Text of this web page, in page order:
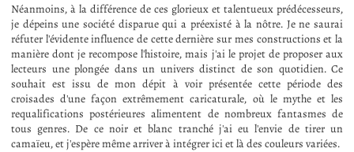
Néanmoins, à la différence de ces glorieux et talentueux prédécesseurs,
je dépeins une société disparue qui a préexisté à la nôtre. Je ne saurai
réfuter l'évidente influence de cette dernière sur mes constructions et la
manière dont je recompose l'histoire, mais j'ai le projet de proposer aux
lecteurs une plongée dans un univers distinct de son quotidien. Ce
souhait est issu de mon dépit à voir présentée cette période des
croisades d'une façon extrêmement caricaturale, où le mythe et les
requalifications postérieures alimentent de nombreux fantasmes de
tous genres. De ce noir et blanc tranché j'ai eu l'envie de tirer un
camaïeu, et j'espère même arriver à intégrer ici et là des couleurs variées.